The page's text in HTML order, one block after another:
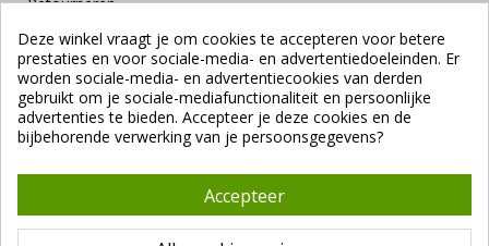
Klachten en suggesties
Contact
Veilig betalen
Deze winkel vraagt je om cookies te accepteren voor betere
prestaties en voor sociale-media- en advertentiedoeleinden. Er
worden sociale-media- en advertentiecookies van derden
gebruikt om je sociale-mediafunctionaliteit en persoonlijke
advertenties te bieden. Accepteer je deze cookies en de
bijbehorende verwerking van je persoonsgegevens?
Accepteer